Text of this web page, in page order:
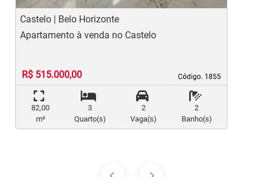
Castelo | Belo Horizonte
Código. 1855
Código. 1855
Apartamento à venda no Castelo
R$ 515.000,00
82,00
m²
3
Quarto(s)
2
Vaga(s)
2
Banho(s)